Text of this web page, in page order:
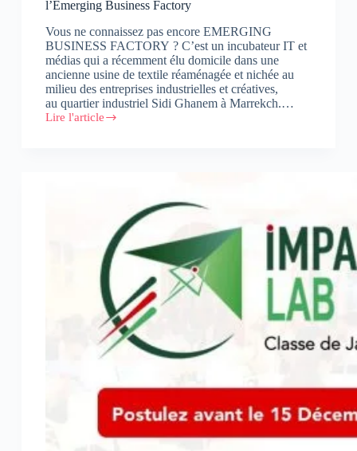
l’Emerging Business Factory
Vous ne connaissez pas encore EMERGING
BUSINESS FACTORY ? C’est un incubateur IT et
médias qui a récemment élu domicile dans une
ancienne usine de textile réaménagée et nichée au
milieu des entreprises industrielles et créatives,
au quartier industriel Sidi Ghanem à Marrekch.…
Lire l'article
La